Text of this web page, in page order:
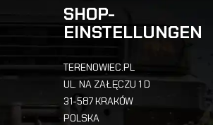
SHOP-
EINSTELLUNGEN
TERENOWIEC.PL
UL. NA ZAŁĘCZU 1 D
31-587 KRAKÓW
POLSKA